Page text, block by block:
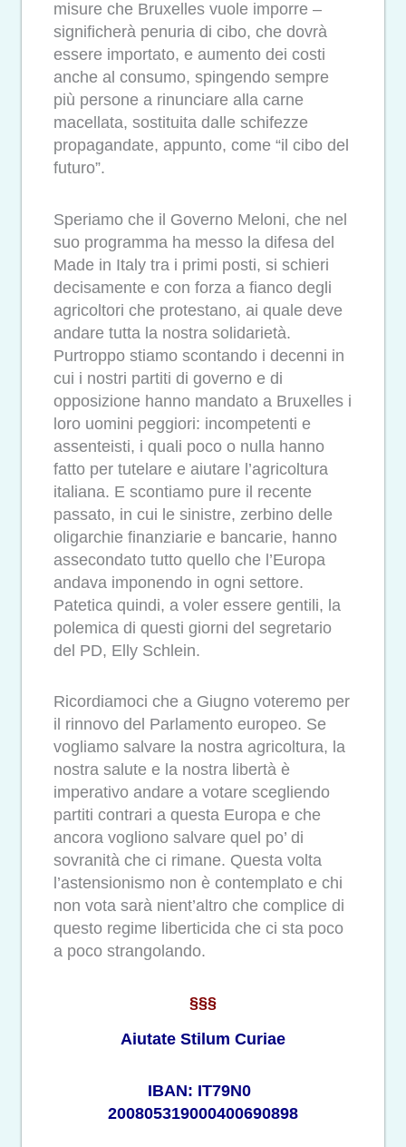
misure che Bruxelles vuole imporre –
significherà penuria di cibo, che dovrà
essere importato, e aumento dei costi
anche al consumo, spingendo sempre
più persone a rinunciare alla carne
macellata, sostituita dalle schifezze
propagandate, appunto, come “il cibo del
futuro”.
Speriamo che il Governo Meloni, che nel
suo programma ha messo la difesa del
Made in Italy tra i primi posti, si schieri
decisamente e con forza a fianco degli
agricoltori che protestano, ai quale deve
andare tutta la nostra solidarietà.
Purtroppo stiamo scontando i decenni in
cui i nostri partiti di governo e di
opposizione hanno mandato a Bruxelles i
loro uomini peggiori: incompetenti e
assenteisti, i quali poco o nulla hanno
fatto per tutelare e aiutare l’agricoltura
italiana. E scontiamo pure il recente
passato, in cui le sinistre, zerbino delle
oligarchie finanziarie e bancarie, hanno
assecondato tutto quello che l’Europa
andava imponendo in ogni settore.
Patetica quindi, a voler essere gentili, la
polemica di questi giorni del segretario
del PD, Elly Schlein.
Ricordiamoci che a Giugno voteremo per
il rinnovo del Parlamento europeo. Se
vogliamo salvare la nostra agricoltura, la
nostra salute e la nostra libertà è
imperativo andare a votare scegliendo
partiti contrari a questa Europa e che
ancora vogliono salvare quel po’ di
sovranità che ci rimane. Questa volta
l’astensionismo non è contemplato e chi
non vota sarà nient’altro che complice di
questo regime liberticida che ci sta poco
a poco strangolando.
§§§
Aiutate Stilum Curiae
IBAN: IT79N0
200805319000400690898